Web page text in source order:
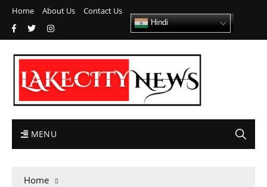
Home About Us Contact Us
Hindi
MENU
Home